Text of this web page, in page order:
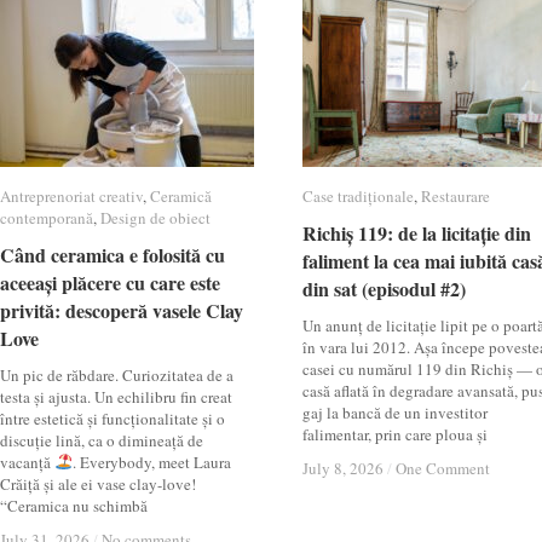
Antreprenoriat creativ,Ceramică
contemporană,Design de obiect
Când ceramica e folosită cu
aceeași plăcere cu care este
privită: descoperă vasele Clay
Love
Un pic de răbdare. Curiozitatea de a
testa și ajusta. Un echilibru fin creat
între estetică și funcționalitate și o
discuție lină, ca o dimineață de
vacanță
. Everybody, meet Laura
Crăiță și ale ei vase clay-love!
“Ceramica nu schimbă
Antreprenoriat creativ Ceramică
contemporană Design de obiect
Când ceramica e folosită cu
aceeași plăcere cu care este
privită: descoperă vasele Clay
Love
Case tradiționale,Restaurare
Richiș 119: de la licitație din
faliment la cea mai iubită
din sat (episodul #2)
Un anunț de licitație lipit pe o
în vara lui 2012. Așa începe
casei cu numărul 119 din Richiș —
casă aflată în degradare avansată,
gaj la bancă de un investitor
falimentar, prin care ploua și
July 8, 2026 / One Comment
Case tradiționale Restaurare
Richiș 119: de la licitație din
faliment la cea mai iubită
din sat (episodul #2)
July 8, 2026 / One Comment